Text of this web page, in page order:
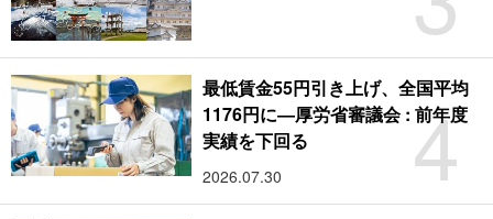
4
最低賃金55円引き上げ、全国平均
1176円に―厚労省審議会 : 前年度
実績を下回る
2026.07.30